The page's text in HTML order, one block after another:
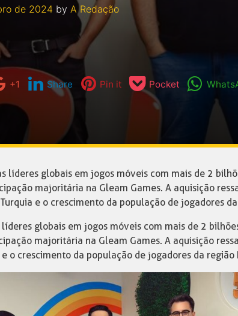
de 2024 by A Redação
+1 Share Pin it Pocket
líderes globais em jogos móveis com mais de 2
majoritária na Gleam Games. A aquisição
e o crescimento da população de jogadores da
globais em jogos móveis com mais de 2
majoritária na Gleam Games. A aquisição
o crescimento da população de jogadores da região